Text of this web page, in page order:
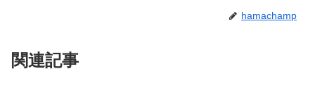
hamachamp
関連記事